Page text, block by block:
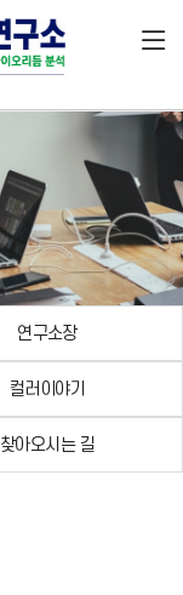
연구소장
컬러이야기
찾아오시는 길